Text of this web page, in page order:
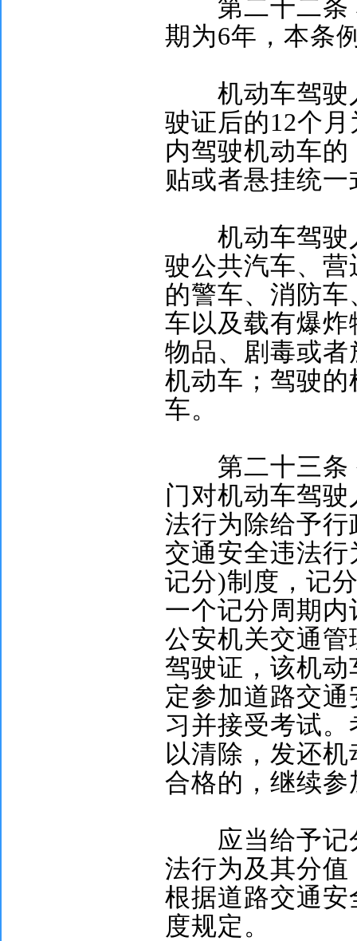
第二十二条
期为6年，本条
机动车驾驶
驶证后的12个月
内驾驶机动车
贴或者悬挂统
机动车驾驶
驶公共汽车、
的警车、消防
车以及载有爆
物品、剧毒或
机动车；驾驶
车。
第二十三条
门对机动车驾
法行为除给予
交通安全违法
记分)制度，记
一个记分周期内
公安机关交通
驾驶证，该机
定参加道路交
习并接受考试
以清除，发还
合格的，继续
应当给予记
法行为及其分
根据道路交通
度规定。